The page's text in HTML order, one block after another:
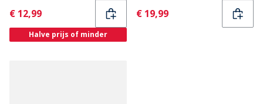
Current
€ 12,99
Halve prijs of minder
Current
€ 19,99